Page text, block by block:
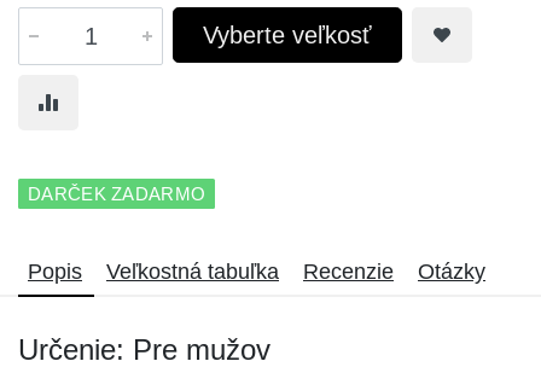
Vyberte veľkosť
DARČEK ZADARMO
Popis Veľkostná tabuľka Recenzie Otázky
Určenie: Pre mužov